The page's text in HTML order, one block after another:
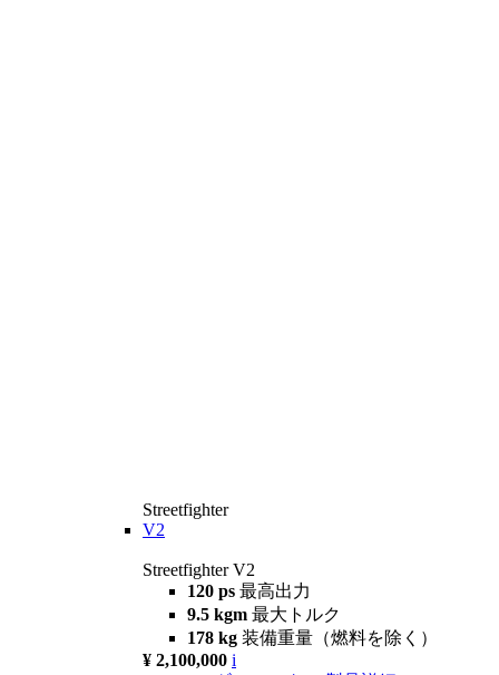
Streetfighter
V2
Streetfighter V2
120 ps 最高出力
9.5 kgm 最大トルク
178 kg 装備重量（燃料を除く）
¥ 2,100,000 i